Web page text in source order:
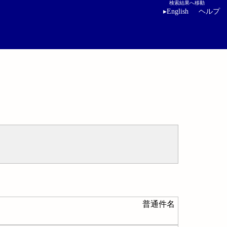
検索結果へ移動
▸English ヘルプ
普通件名